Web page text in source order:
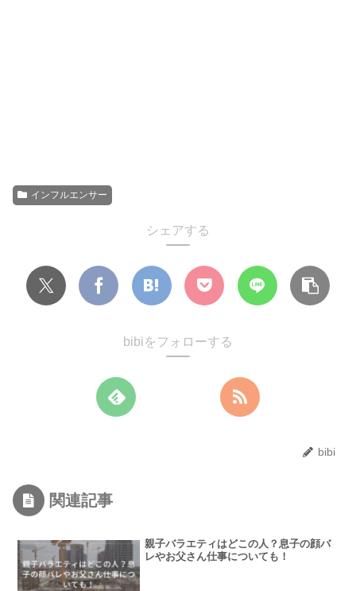
インフルエンサー
シェアする
bibiをフォローする
bibi
関連記事
親子バラエティはどこの人？息子の顔バ
レやお父さん仕事についても！